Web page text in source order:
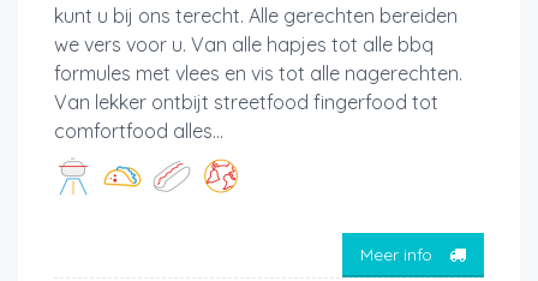
kunt u bij ons terecht. Alle gerechten bereiden
we vers voor u. Van alle hapjes tot alle bbq
formules met vlees en vis tot alle nagerechten.
Van lekker ontbijt streetfood fingerfood tot
comfortfood alles...
Meer info